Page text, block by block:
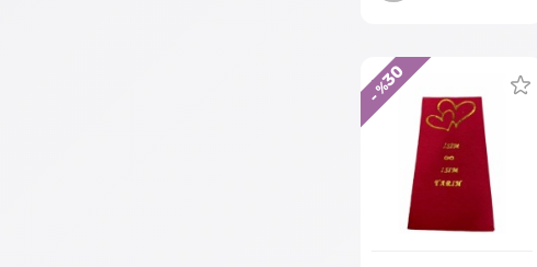
Sitemizde
anlıyoruz ve
tasarımdan nihai
Sonuç olarak,
Sitemizde,
hediye yaratmak isteyin,
- %
30